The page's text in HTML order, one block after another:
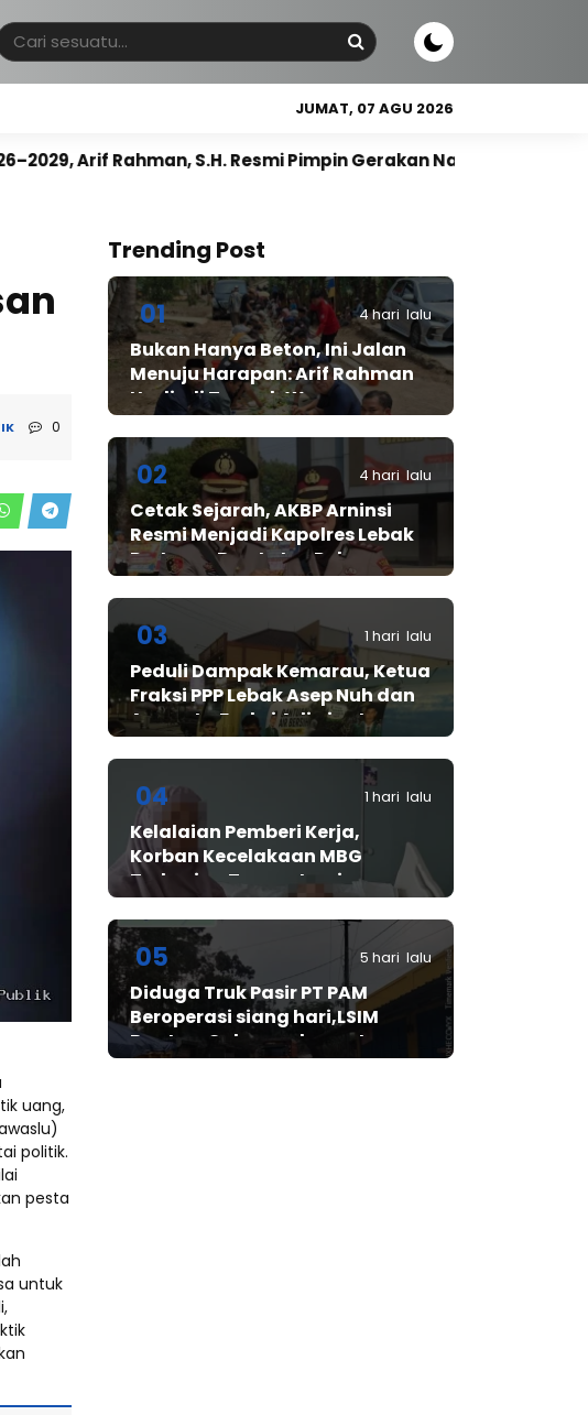
JUMAT, 07 AGU 2026
S.H. Resmi Pimpin Gerakan Nasional Petani Nasdem
0
uang,
politik.
pesta
untuk
Trending Post
01 4 hari lalu
Bukan Hanya Beton, Ini Jalan
Menuju Harapan: Arif Rahman
Hadir di Tengah Warga
Cibadak
02 4 hari lalu
Cetak Sejarah, AKBP Arninsi
Resmi Menjadi Kapolres Lebak
Pertama Berstatus Polwan
03 1 hari lalu
Peduli Dampak Kemarau, Ketua
Fraksi PPP Lebak Asep Nuh dan
Anggota Fraksi Adiwinata
Kusuma Salurkan Bantuan Air
Bintangresm
04 1 hari lalu
Kelalaian Pemberi Kerja,
Korban Kecelakaan MBG
Terbaring Tanpa Jaminan
05 5 hari lalu
Diduga Truk Pasir PT PAM
Beroperasi siang hari,LSIM
Banten: Gubernur harus turun
tangan